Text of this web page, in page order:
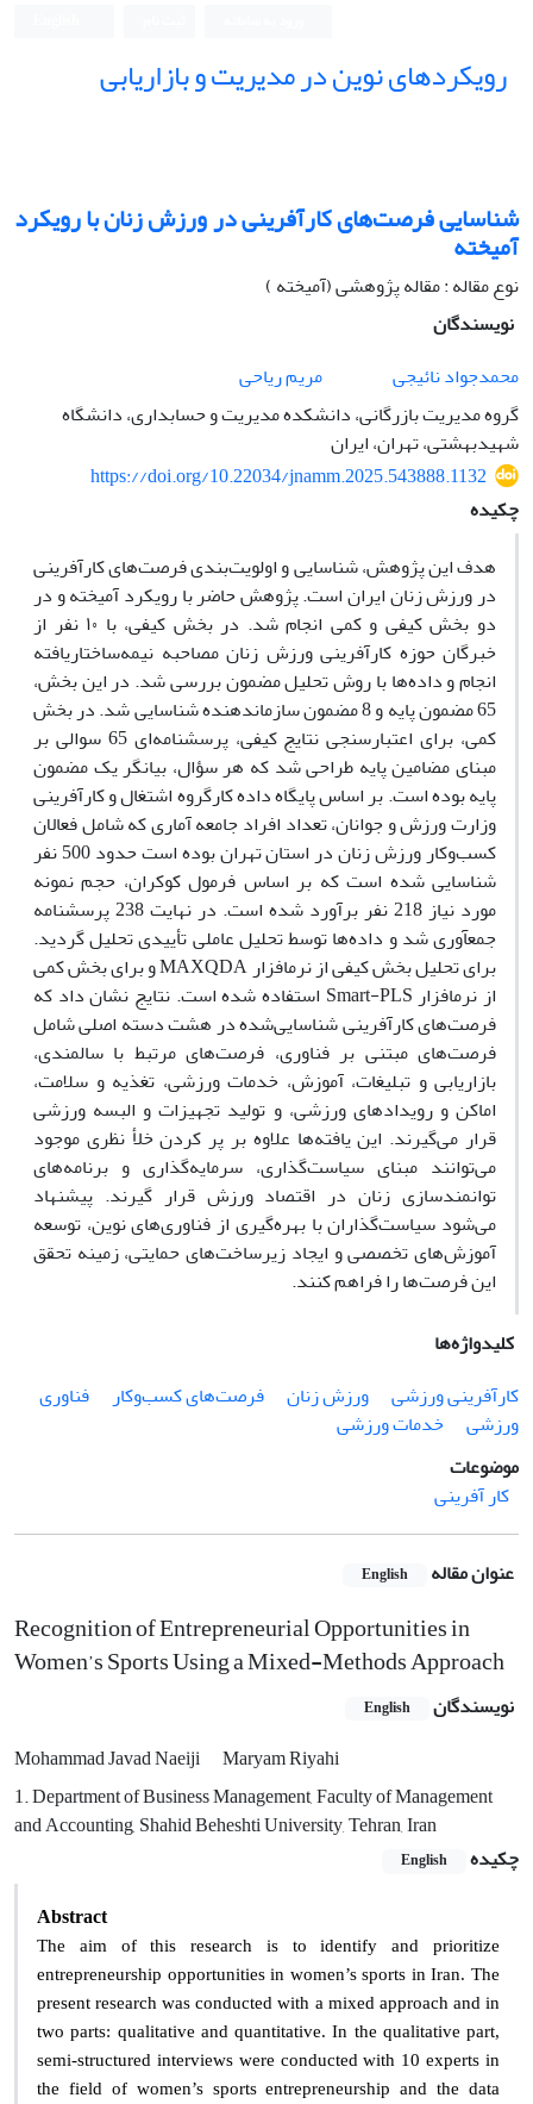
رویکردهای نوین در مدیریت و بازاریابی
شناسایی فرصت‌های کارآفرینی در ورزش زنان با رویکرد
آمیخته
نوع مقاله : مقاله پژوهشی (آمیخته )
نویسندگان
محمدجواد نائیجی
مریم ریاحی
گروه مدیریت بازرگانی، دانشکده مدیریت و حسابداری، دانشگاه
شهیدبهشتی، تهران، ایران
https://doi.org/10.22034/jnamm.2025.543888.1132
چکیده
هدف این پژوهش، شناسایی و اولویت‌بندی فرصت‌های کارآفرینی
در ورزش زنان ایران است. پژوهش حاضر با رویکرد آمیخته و در
دو بخش کیفی و کمی انجام شد. در بخش کیفی، با ۱۰ نفر از
خبرگان حوزه کارآفرینی ورزش زنان مصاحبه نیمه‌ساختاریافته
انجام و داده‌ها با روش تحلیل مضمون بررسی شد. در این بخش،
65 مضمون پایه و 8 مضمون سازمان­دهنده شناسایی شد. در بخش
کمی، برای اعتبارسنجی نتایج کیفی، پرسشنامه‌ای 65 سوالی بر
مبنای مضامین پایه طراحی شد که هر سؤال، بیانگر یک مضمون
پایه بوده است. بر اساس پایگاه داده کارگروه اشتغال و کارآفرینی
وزارت ورزش و جوانان، تعداد افراد جامعه آماری که شامل فعالان
کسب‌وکار ورزش زنان در استان تهران بوده است حدود 500 نفر
شناسایی شده است که بر اساس فرمول کوکران، حجم نمونه
مورد نیاز 218 نفر برآورد شده است. در نهایت 238 پرسشنامه
جمعآوری شد و داده‌ها توسط تحلیل عاملی تأییدی تحلیل گردید.
برای تحلیل بخش کیفی از نرم­افزار MAXQDA و برای بخش کمی
از نرمافزار Smart-PLS استفاده شده است. نتایج نشان داد که
فرصت‌های کارآفرینی شناسایی‌شده در هشت دسته اصلی شامل
فرصت‌های مبتنی بر فناوری، فرصت‌های مرتبط با سالمندی،
بازاریابی و تبلیغات، آموزش، خدمات ورزشی، تغذیه و سلامت،
اماکن و رویدادهای ورزشی، و تولید تجهیزات و البسه ورزشی
قرار می‌گیرند. این یافته‌ها علاوه بر پر کردن خلأ نظری موجود
می‌توانند مبنای سیاست‌گذاری، سرمایه‌گذاری و برنامه‌های
توانمندسازی زنان در اقتصاد ورزش قرار گیرند. پیشنهاد
می‌شود سیاست‌گذاران با بهره‌گیری از فناوری‌های نوین، توسعه
آموزش‌های تخصصی و ایجاد زیرساخت‌های حمایتی، زمینه تحقق
این فرصت‌ها را فراهم کنند.
کلیدواژه‌ها
کارآفرینی ورزشی
ورزش زنان فرصت‌های کسب‌وکار
فناوری
ورزشی
خدمات ورزشی
موضوعات
کار آفرینی
عنوان مقاله English
Recognition of Entrepreneurial Opportunities in
Women’s Sports Using a Mixed-Methods Approach
نویسندگان English
Mohammad Javad Naeiji
Maryam Riyahi
1. Department of Business Management, Faculty of Management
and Accounting, Shahid Beheshti University, Tehran, Iran
چکیده
English
Abstract
The aim of this research is to identify and prioritize
entrepreneurship opportunities in women’s sports in Iran. The
present research was conducted with a mixed approach and in
two parts: qualitative and quantitative. In the qualitative part,
semi-structured interviews were conducted with 10 experts in
the field of women’s sports entrepreneurship and the data